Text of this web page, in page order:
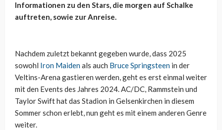
Informationen zu den Stars, die morgen auf Schalke
auftreten, sowie zur Anreise.
Nachdem zuletzt bekannt gegeben wurde, dass 2025
sowohl Iron Maidenals auch Bruce Springsteen in der
Veltins-Arena gastieren werden, geht es erst einmal weiter
mit den Events des Jahres 2024. AC/DC, Rammstein und
Taylor Swift hat das Stadion in Gelsenkirchen in diesem
Sommer schon erlebt, nun geht es mit einem anderen Genre
weiter.